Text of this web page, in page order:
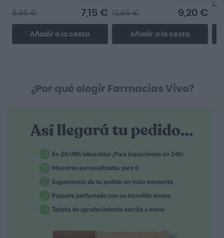
7,15 €
8,95 €
Añadir a la cesta
9,20 €
12,95 €
Añadir a la cesta
¿Por qué elegir Farmacias Vivo?